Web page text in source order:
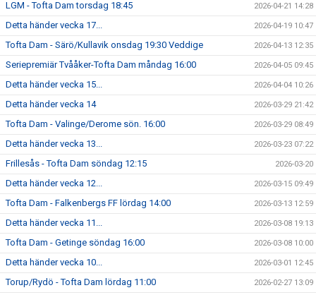
LGM - Tofta Dam torsdag 18:45 2026-04-21 14:28
Detta händer vecka 17... 2026-04-19 10:47
Tofta Dam - Särö/Kullavik onsdag 19:30 Veddige 2026-04-13 12:35
Seriepremiär Tvååker-Tofta Dam måndag 16:00 2026-04-05 09:45
Detta händer vecka 15... 2026-04-04 10:26
Detta händer vecka 14 2026-03-29 21:42
Tofta Dam - Valinge/Derome sön. 16:00 2026-03-29 08:49
Detta händer vecka 13... 2026-03-23 07:22
Frillesås - Tofta Dam söndag 12:15 2026-03-20
Detta händer vecka 12... 2026-03-15 09:49
Tofta Dam - Falkenbergs FF lördag 14:00 2026-03-13 12:59
Detta händer vecka 11... 2026-03-08 19:13
Tofta Dam - Getinge söndag 16:00 2026-03-08 10:00
Detta händer vecka 10... 2026-03-01 12:45
Torup/Rydö - Tofta Dam lördag 11:00 2026-02-27 13:09